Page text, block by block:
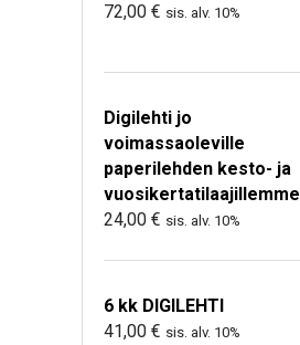
72,00 € sis. alv. 10%
Digilehti jo
voimassaoleville
paperilehden kesto- ja
vuosikertatilaajillemme
24,00 € sis. alv. 10%
6 kk DIGILEHTI
41,00 € sis. alv. 10%